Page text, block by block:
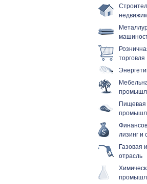
торговля
Пищевая
лизинг и
Газовая
отрасль